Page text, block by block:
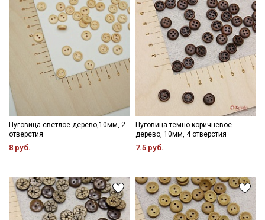
Пуговица светлое дерево,10мм, 2
отверстия
8 руб.
Пуговица темно-коричневое
дерево, 10мм, 4 отверстия
7.5 руб.